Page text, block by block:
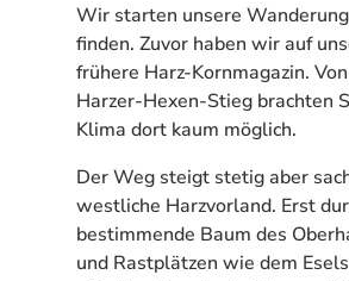
Wir starten unsere
finden. Zuvor haben wir auf
frühere Harz-Kornmagazin.
Harzer-Hexen-Stieg brachten
Klima dort kaum möglich.
Der Weg steigt stetig aber
westliche Harzvorland. Erst
bestimmende Baum des
und Rastplätzen wie dem